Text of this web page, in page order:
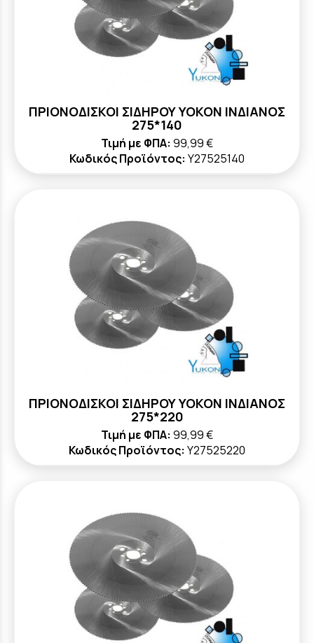
ΠΡΙΟΝΟΔΙΣΚΟΙ ΣΙΔΗΡΟΥ YOKON ΙΝΔΙΑΝΟΣ
275*140
Τιμή με ΦΠΑ: 99,99 €
Κωδικός Προϊόντος: Y27525140
ΠΡΙΟΝΟΔΙΣΚΟΙ ΣΙΔΗΡΟΥ YOKON ΙΝΔΙΑΝΟΣ
275*220
Τιμή με ΦΠΑ: 99,99 €
Κωδικός Προϊόντος: Y27525220